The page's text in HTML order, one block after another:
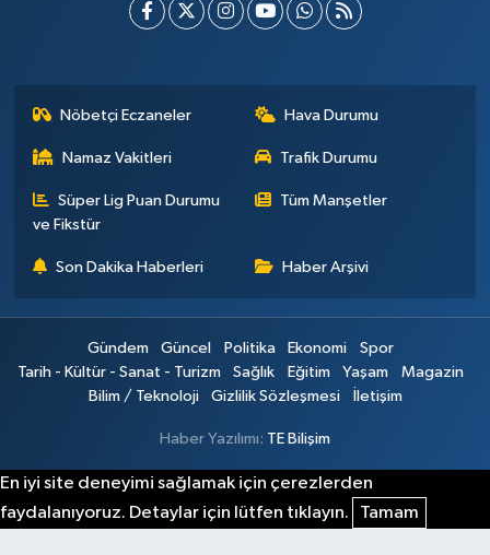
Nöbetçi Eczaneler Hava Durumu
Namaz Vakitleri Trafik Durumu
Süper Lig Puan Durumu
ve Fikstür
Tüm Manşetler
Son Dakika Haberleri Haber Arşivi
Gündem Güncel Politika Ekonomi
Spor
Tarih - Kültür - Sanat - Turizm
Sağlık Eğitim Yaşam
Magazin
Bilim / Teknoloji
Gizlilik Sözleşmesi İletişim
Haber Yazılımı: TE Bilişim
En iyi site deneyimi sağlamak için çerezlerden
faydalanıyoruz. Detaylar için lütfen tıklayın.
Tamam